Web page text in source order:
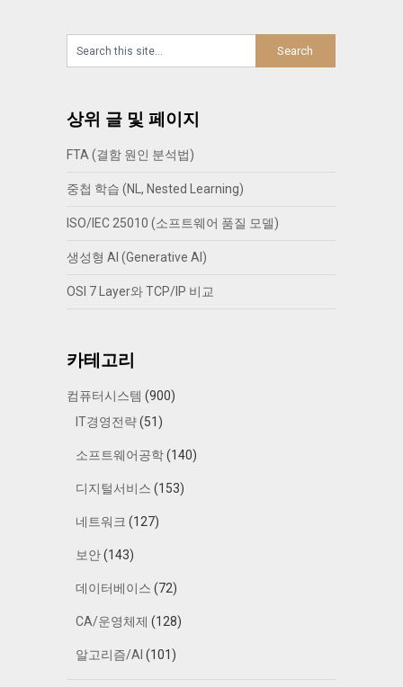
상위 글 및 페이지
FTA (결함 원인 분석법)
중첩 학습 (NL, Nested Learning)
ISO/IEC 25010 (소프트웨어 품질 모델)
생성형 AI (Generative AI)
OSI 7 Layer와 TCP/IP 비교
카테고리
컴퓨터시스템 (900)
IT경영전략(51)
소프트웨어공학(140)
디지털서비스 (153)
네트워크 (127)
보안(143)
데이터베이스 (72)
CA/운영체제 (128)
알고리즘/AI (101)